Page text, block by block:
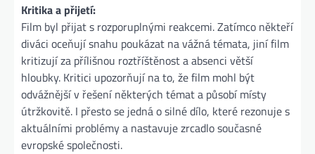
Kritika a přijetí:
Film byl přijat s rozporuplnými reakcemi. Zatímco někteří
diváci oceňují snahu poukázat na vážná témata, jiní film
kritizují za přílišnou roztříštěnost a absenci větší
hloubky. Kritici upozorňují na to, že film mohl být
odvážnější v řešení některých témat a působí místy
útržkovitě. I přesto se jedná o silné dílo, které rezonuje s
aktuálními problémy a nastavuje zrcadlo současné
evropské společnosti​.